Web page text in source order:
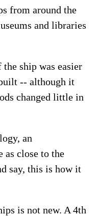
from around the
and libraries
ship was easier
-- although it
changed little in
an
as close to the
say, this is how it
is not new. A 4th